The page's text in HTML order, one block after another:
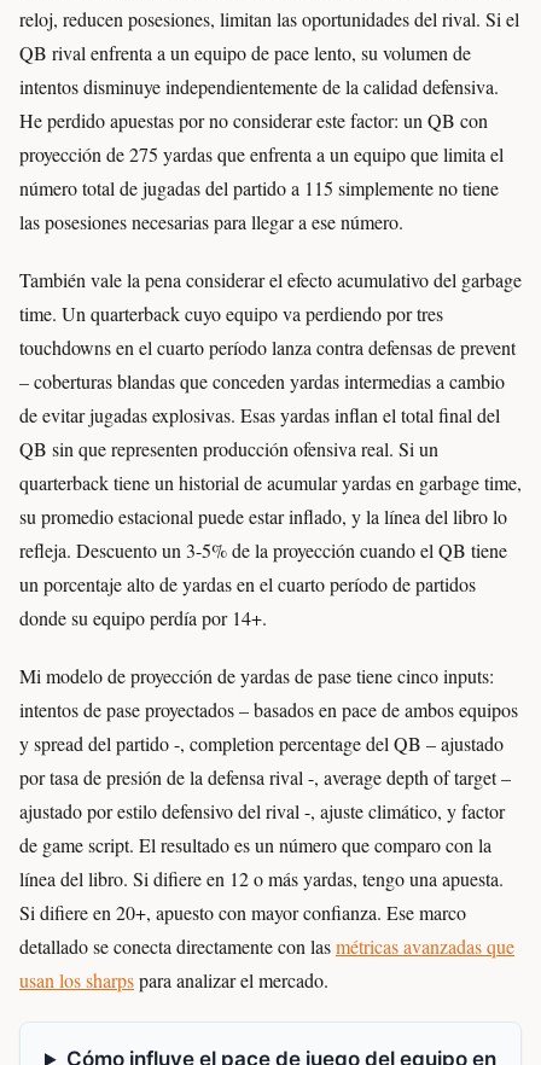
reloj, reducen posesiones, limitan las oportunidades del rival. Si el
QB rival enfrenta a un equipo de pace lento, su volumen de
intentos disminuye independientemente de la calidad defensiva.
He perdido apuestas por no considerar este factor: un QB con
proyección de 275 yardas que enfrenta a un equipo que limita el
número total de jugadas del partido a 115 simplemente no tiene
las posesiones necesarias para llegar a ese número.
También vale la pena considerar el efecto acumulativo del garbage
time. Un quarterback cuyo equipo va perdiendo por tres
touchdowns en el cuarto período lanza contra defensas de prevent
– coberturas blandas que conceden yardas intermedias a cambio
de evitar jugadas explosivas. Esas yardas inflan el total final del
QB sin que representen producción ofensiva real. Si un
quarterback tiene un historial de acumular yardas en garbage time,
su promedio estacional puede estar inflado, y la línea del libro lo
refleja. Descuento un 3-5% de la proyección cuando el QB tiene
un porcentaje alto de yardas en el cuarto período de partidos
donde su equipo perdía por 14+.
Mi modelo de proyección de yardas de pase tiene cinco inputs:
intentos de pase proyectados – basados en pace de ambos equipos
y spread del partido -, completion percentage del QB – ajustado
por tasa de presión de la defensa rival -, average depth of target –
ajustado por estilo defensivo del rival -, ajuste climático, y factor
de game script. El resultado es un número que comparo con la
línea del libro. Si difiere en 12 o más yardas, tengo una apuesta.
Si difiere en 20+, apuesto con mayor confianza. Ese marco
detallado se conecta directamente con lasmétricas avanzadas que
usan los sharpspara analizar el mercado.
Cómo influye el pace de juego del equipo en